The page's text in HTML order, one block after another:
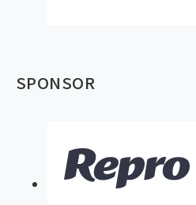
SPONSOR